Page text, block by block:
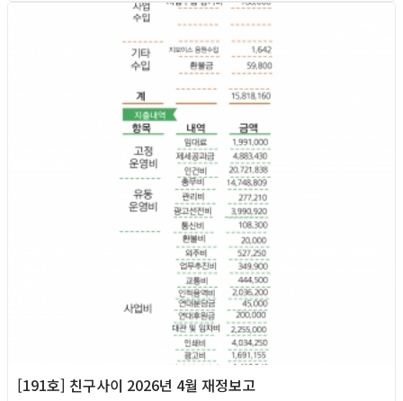
[191호] 친구사이 2026년 4월 재정보고